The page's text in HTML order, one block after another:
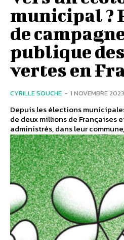
municipal ?
de
publique
vertes en
CYRILLE SOUCHE - 1 NOVEMBRE 2023
Depuis les élections
de deux millions de Françaises
administrés, dans leur